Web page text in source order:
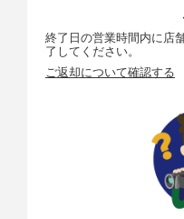
終了日の営業時間内に店
了してください。
ご返却について確認する